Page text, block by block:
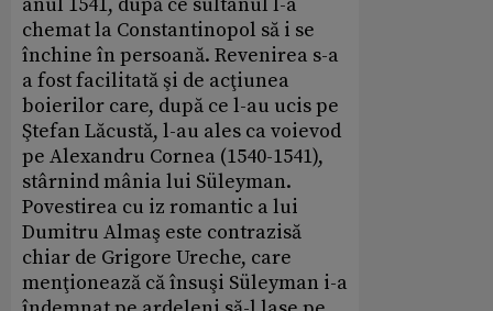
chemat la Constantinopol să i se
închine în persoană. Revenirea s-a
a fost facilitată şi de acţiunea
boierilor care, după ce l-au ucis pe
Ştefan Lăcustă, l-au ales ca voievod
pe Alexandru Cornea (1540-1541),
stârnind mânia lui Süleyman.
Povestirea cu iz romantic a lui
Dumitru Almaş este contrazisă
chiar de Grigore Ureche, care
menţionează că însuşi Süleyman i-a